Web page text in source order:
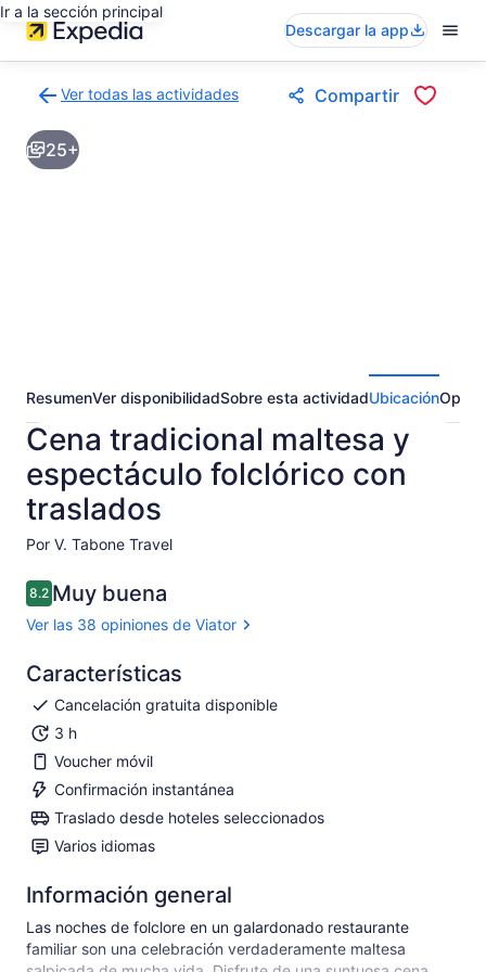
Ir a la sección principal
Descargar la app
Ver todas las actividades
a
la
página
Compartir
25+
ResumenVer disponibilidadSobre esta actividadUbicación
Cena tradicional maltesa y
espectáculo folclórico con
traslados
Por V. Tabone Travel
8.28.2 de 10
Muy buena
Ver las 38 opiniones de Viator
Características
Cancelación gratuita disponible
3 h
Voucher móvil
Confirmación instantánea
Traslado desde hoteles seleccionados
Varios idiomas
Información general
Las noches de folclore en un galardonado restaurante
familiar son una celebración verdaderamente maltesa